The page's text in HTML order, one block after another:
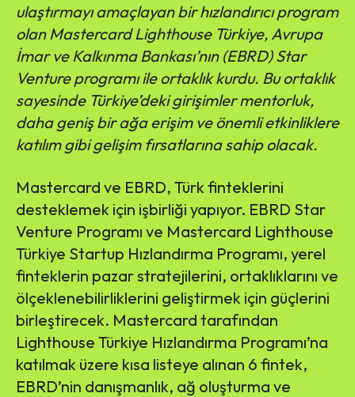
ulaştırmayı amaçlayan bir hızlandırıcı program
olan Mastercard Lighthouse Türkiye, Avrupa
İmar ve Kalkınma Bankası’nın (EBRD) Star
Venture programı ile ortaklık kurdu. Bu ortaklık
sayesinde Türkiye’deki girişimler mentorluk,
daha geniş bir ağa erişim ve önemli etkinliklere
katılım gibi gelişim fırsatlarına sahip olacak.
Mastercard ve EBRD, Türk finteklerini
desteklemek için işbirliği yapıyor. EBRD Star
Venture Programı ve Mastercard Lighthouse
Türkiye Startup Hızlandırma Programı, yerel
finteklerin pazar stratejilerini, ortaklıklarını ve
ölçeklenebilirliklerini geliştirmek için güçlerini
birleştirecek. Mastercard tarafından
Lighthouse Türkiye Hızlandırma Programı’na
katılmak üzere kısa listeye alınan 6 fintek,
EBRD’nin danışmanlık, ağ oluşturma ve